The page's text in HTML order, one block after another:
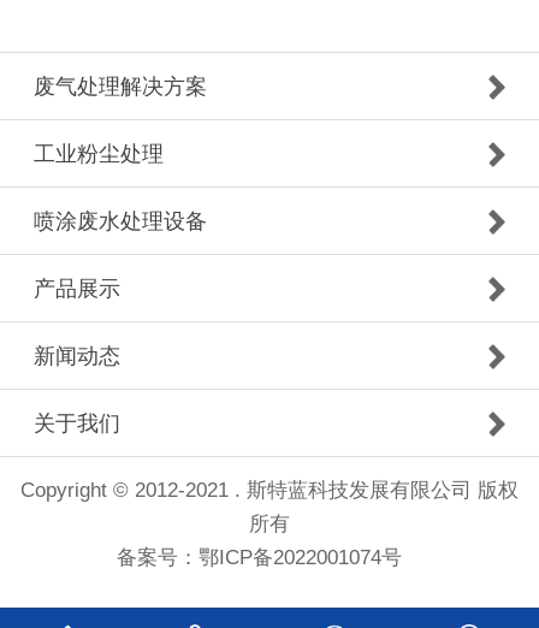
废气处理解决方案
工业粉尘处理
喷涂废水处理设备
产品展示
新闻动态
关于我们
Copyright © 2012-2021 . 斯特蓝科技发展有限公司 版权
所有
备案号： 鄂ICP备2022001074号